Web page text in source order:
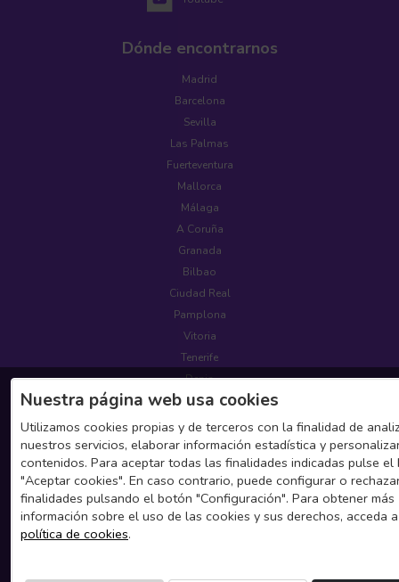
Nuestra página web usa cookies
Utilizamos cookies propias y de terceros con la finalidad de
nuestros servicios, elaborar información estadística y
contenidos. Para aceptar todas las finalidades indicadas pulse
"Aceptar cookies". En caso contrario, puede configurar o
finalidades pulsando el botón "Configuración". Para obtener más
información sobre el uso de las cookies y sus derechos, acceda
política de cookies.
Dónde encontrarnos
Madrid
Barcelona
Sevilla
Las Palmas
Fuerteventura
Mallorca
Málaga
A Coruña
Granada
Bilbao
Ciudad Real
Pamplona
Vitoria
Tenerife
Denia
Alicante
Benidorm
Zaragoza
Atención al Cliente
Teléfono: +34 918 104 357